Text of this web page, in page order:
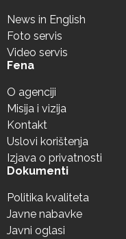
News in English
Foto servis
Video servis
Fena
O agenciji
Misija i vizija
Kontakt
Uslovi korištenja
Izjava o privatnosti
Dokumenti
Politika kvaliteta
Javne nabavke
Javni oglasi